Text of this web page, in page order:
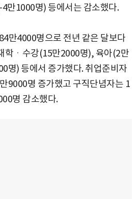
만1000명) 등에서는 감소했다.
만4000명으로 전년 같은 달보다
학ㆍ수강(15만2000명), 육아(2만
명) 등에서 증가했다. 취업준비자
9000명 증가했고 구직단념자는 1
명 감소했다.